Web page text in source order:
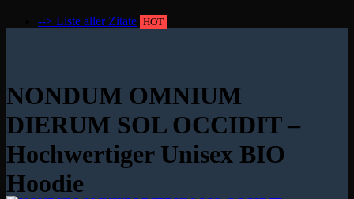
--> Liste aller Zitate HOT
NONDUM OMNIUM
DIERUM SOL OCCIDIT –
Hochwertiger Unisex BIO
Hoodie